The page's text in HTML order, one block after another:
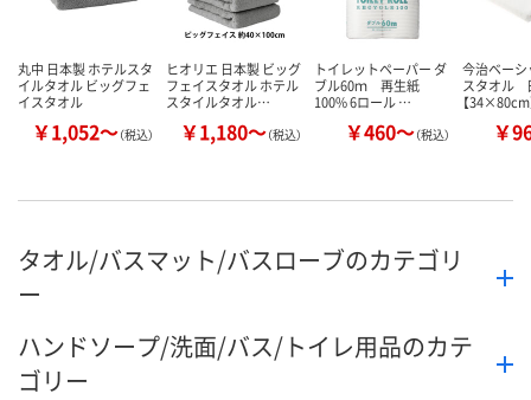
丸中 日本製 ホテルスタ
イルタオル ビッグフェ
イスタオル
￥1,052～（税込）
ヒオリエ 日本製 ビッグ
フェイスタオル ホテル
スタイルタオル…
￥1,180～（税込）
トイレットペーパー ダ
ブル60ｍ 再生紙
100% 6ロール …
￥460～（税込）
今治ベー
スタオル
【34×80cm
￥
タオル/バスマット/バスローブのカテゴリ
ー
ハンドソープ/洗面/バス/トイレ用品のカテ
ゴリー